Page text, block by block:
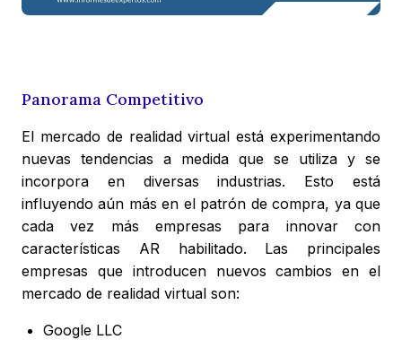
Panorama Competitivo
El mercado de realidad virtual está experimentando
nuevas tendencias a medida que se utiliza y se
incorpora en diversas industrias. Esto está
influyendo aún más en el patrón de compra, ya que
cada vez más empresas para innovar con
características AR habilitado. Las principales
empresas que introducen nuevos cambios en el
mercado de realidad virtual son:
Google LLC